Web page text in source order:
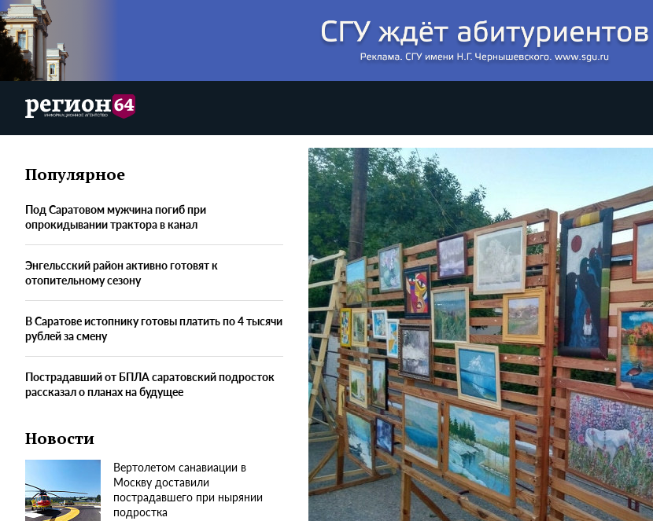
Популярное
Под Саратовом мужчина погиб при
опрокидывании трактора в канал
Энгельсский район активно готовят к
отопительному сезону
В Саратове истопнику готовы платить по 4 тысячи
рублей за смену
Пострадавший от БПЛА саратовский подросток
рассказал о планах на будущее
Новости
Вертолетом санавиации в
Москву доставили
пострадавшего при нырянии
подростка